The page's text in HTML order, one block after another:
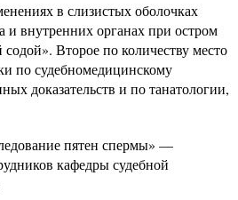
в слизистых оболочках
и внутренних органах при остром
содой». Второе по количеству место
по судебномедицинскому
доказательств и по танатологии,
пятен спермы» —
кафедры судебной